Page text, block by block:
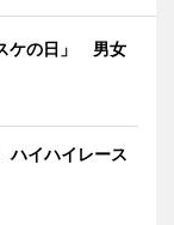
ケの日」 男女
イハイレース